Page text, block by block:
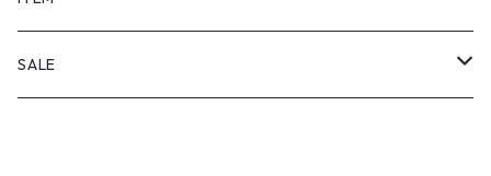
PANTS
SALE